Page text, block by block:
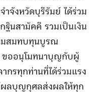
จังหวัดบุรีรัมย์ ได้ร่วม
นสามัคคี รวมเป็นเงิน
มสมทบทุนบูรณ
ขออนุโมทนาบุญกับผู้
กรทุกท่านที่ได้ร่วมแรง
ผลบุญกุศลส่งผลให้ทุก